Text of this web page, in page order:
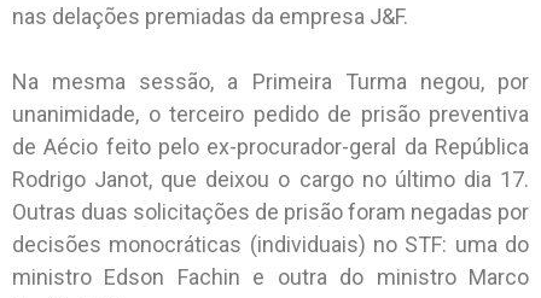
nas delações premiadas da empresa J&F.
Na mesma sessão, a Primeira Turma negou, por
unanimidade, o terceiro pedido de prisão preventiva
de Aécio feito pelo ex-procurador-geral da República
Rodrigo Janot, que deixou o cargo no último dia 17.
Outras duas solicitações de prisão foram negadas por
decisões monocráticas (individuais) no STF: uma do
ministro Edson Fachin e outra do ministro Marco